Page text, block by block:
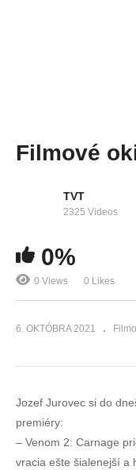
Filmové
TVT
2325 Videos
0%
0 Views 0 Likes
6. OKTÓBRA 2021
Jozef Jurovec si do
premiéry:
– Venom 2: Carnage
vracia ešte šialenejší a